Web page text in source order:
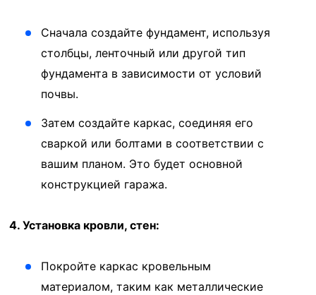
Сначала создайте фундамент, используя
столбцы, ленточный или другой тип
фундамента в зависимости от условий
почвы.
Затем создайте каркас, соединяя его
сваркой или болтами в соответствии с
вашим планом. Это будет основной
конструкцией гаража.
4. Установка кровли, стен:
Покройте каркас кровельным
материалом, таким как металлические